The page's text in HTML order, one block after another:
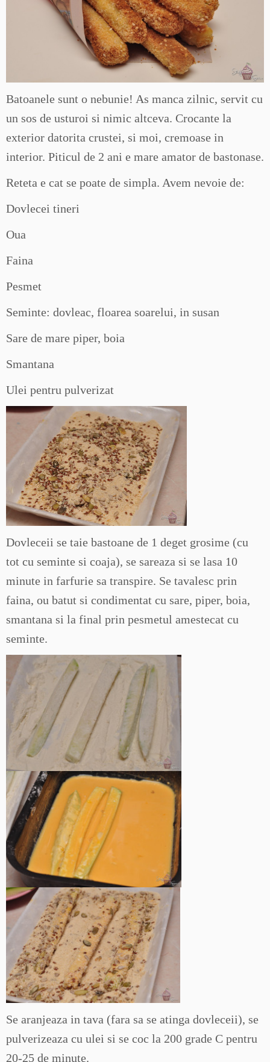
Batoanele sunt o nebunie! As manca zilnic, servit cu
un sos de usturoi si nimic altceva. Crocante la
exterior datorita crustei, si moi, cremoase in
interior. Piticul de 2 ani e mare amator de bastonase.
Reteta e cat se poate de simpla. Avem nevoie de:
Dovlecei tineri
Oua
Faina
Pesmet
Seminte: dovleac, floarea soarelui, in susan
Sare de mare piper, boia
Smantana
Ulei pentru pulverizat
Dovleceii se taie bastoane de 1 deget grosime (cu
tot cu seminte si coaja), se sareaza si se lasa 10
minute in farfurie sa transpire. Se tavalesc prin
faina, ou batut si condimentat cu sare, piper, boia,
smantana si la final prin pesmetul amestecat cu
seminte.
Se aranjeaza in tava (fara sa se atinga dovleceii), se
pulverizeaza cu ulei si se coc la 200 grade C pentru
20-25 de minute.